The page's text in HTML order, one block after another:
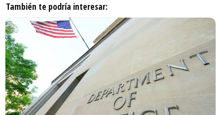
También te podría interesar: